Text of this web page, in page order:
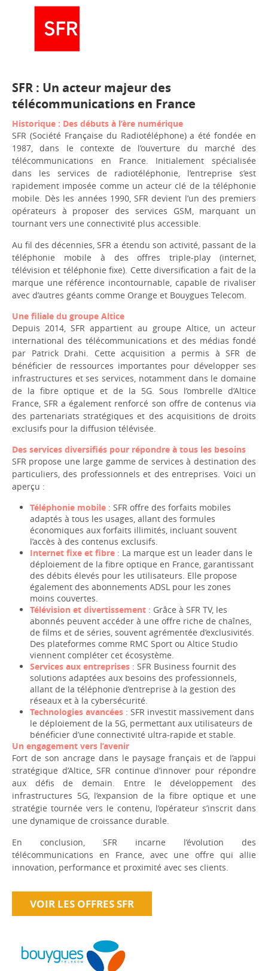
SFR : Un acteur majeur des
télécommunications en France
Historique : Des débuts à l’ère numérique
SFR (Société Française du Radiotéléphone) a été fondée en
1987, dans le contexte de l’ouverture du marché des
télécommunications en France. Initialement spécialisée
dans les services de radiotéléphonie, l’entreprise s’est
rapidement imposée comme un acteur clé de la téléphonie
mobile. Dès les années 1990, SFR devient l’un des premiers
opérateurs à proposer des services GSM, marquant un
tournant vers une connectivité plus accessible.
Au fil des décennies, SFR a étendu son activité, passant de la
téléphonie mobile à des offres triple-play (internet,
télévision et téléphonie fixe). Cette diversification a fait de la
marque une référence incontournable, capable de rivaliser
avec d’autres géants comme Orange et Bouygues Telecom.
Une filiale du groupe Altice
Depuis 2014, SFR appartient au groupe Altice, un acteur
international des télécommunications et des médias fondé
par Patrick Drahi. Cette acquisition a permis à SFR de
bénéficier de ressources importantes pour développer ses
infrastructures et ses services, notamment dans le domaine
de la fibre optique et de la 5G. Sous l’ombrelle d’Altice
France, SFR a également renforcé son offre de contenus via
des partenariats stratégiques et des acquisitions de droits
exclusifs pour la diffusion télévisée.
Des services diversifiés pour répondre à tous les besoins
SFR propose une large gamme de services à destination des
particuliers, des professionnels et des entreprises. Voici un
aperçu :
Téléphonie mobile : SFR offre des forfaits mobiles
adaptés à tous les usages, allant des formules
économiques aux forfaits illimités, incluant souvent
l’accès à des contenus exclusifs.
Internet fixe et fibre : La marque est un leader dans le
déploiement de la fibre optique en France, garantissant
des débits élevés pour les utilisateurs. Elle propose
également des abonnements ADSL pour les zones
moins couvertes.
Télévision et divertissement : Grâce à SFR TV, les
abonnés peuvent accéder à une offre riche de chaînes,
de films et de séries, souvent agrémentée d’exclusivités.
Des plateformes comme RMC Sport ou Altice Studio
viennent compléter cet écosystème.
Services aux entreprises : SFR Business fournit des
solutions adaptées aux besoins des professionnels,
allant de la téléphonie d’entreprise à la gestion des
réseaux et à la cybersécurité.
Technologies avancées : SFR investit massivement dans
le déploiement de la 5G, permettant aux utilisateurs de
bénéficier d’une connectivité ultra-rapide et stable.
Un engagement vers l’avenir
Fort de son ancrage dans le paysage français et de l’appui
stratégique d’Altice, SFR continue d’innover pour répondre
aux défis de demain. Entre le développement des
infrastructures 5G, l’expansion de la fibre optique et une
stratégie tournée vers le contenu, l’opérateur s’inscrit dans
une dynamique de croissance durable.
En conclusion, SFR incarne l’évolution des
télécommunications en France, avec une offre qui allie
innovation, performance et proximité avec ses clients.
VOIR LES OFFRES SFR